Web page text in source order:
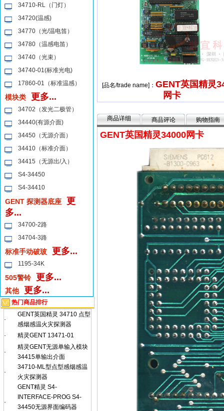
34710-RL（门灯）
34720(温感)
34770（光/温电笛）
34780（温感电笛）
34740（光束）
34740-01(标准光电)
17860-01（标准温感）
模块类 更多...
34702（发光二极管）
34440(有源介面)
34450（无源介面）
34410（标准介面）
34415（无源出/入）
S4-34450
S4-34410
GENT 探测器底座
更
多...
34700-2路
34704-3路
标准手动破玻 更多...
1195-34K
505警铃 更多...
其他 更多...
热门商品排行
·
GENT英国精灵 34710 点型
感烟感温火灾探测器
·
精灵GENT 13471-01
·
精灵GENT无源单输入模块
34415单输出介面
·
34710-ML型点型感烟感温
火灾探测器
·
GENT精灵 S4-
INTERFACE-PROG S4-
34450无源界面编码器
[品名/trade name]： GENT英国精灵
网卡
商品详细 商品评论 购物指南
GENT英国精灵34000网卡